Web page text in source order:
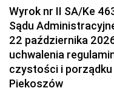
Wyrok nr II SA/Ke
Sądu
22 października
uchwalenia
czystości i
Piekoszów